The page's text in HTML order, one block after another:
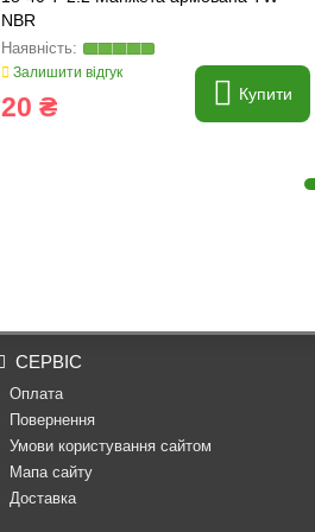
NBR
Залишити відгук
20 ₴ Купити
СЕРВІС
Оплата
Повернення
Умови користування сайтом
Мапа сайту
Доставка